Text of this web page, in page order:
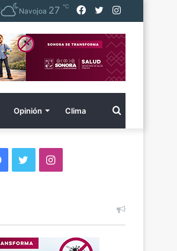
Instagram
Twitter
Facebook
Navojoa 27 ℃
Opinión Clima Buscar
Facebook
TwitterInstagram